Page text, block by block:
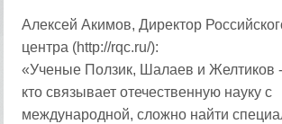
Алексей Акимов, Директор
центра (http://rqc.ru/):
«Ученые Ползик, Шалаев и Желтиков -
кто связывает отечественную науку с
международной, сложно найти